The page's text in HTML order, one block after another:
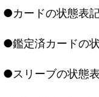
●カードの状態表
●鑑定済カードの
●スリーブの状態